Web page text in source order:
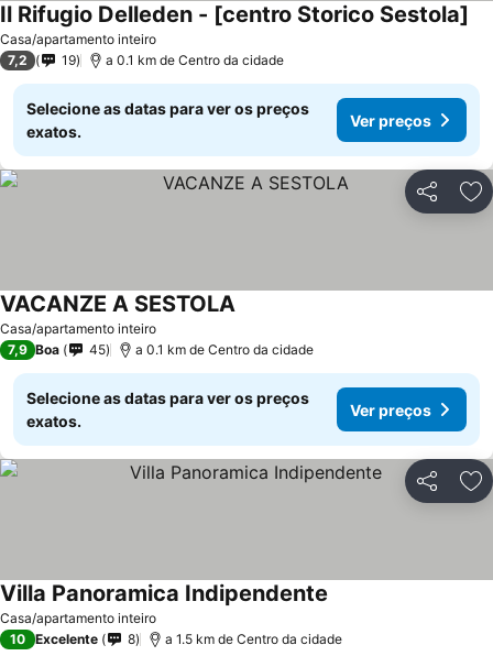
Casa/apartamento inteiro
Il Rifugio Delleden - [centro Storico Sestola]
7,2 19 a 0.1 km de Centro da cidade
Selecione as datas para ver os preços
exatos.
Ver preços
Partilhar
Casa/apartamento inteiro
VACANZE A SESTOLA
7,9 Boa 45 a 0.1 km de Centro da cidade
Selecione as datas para ver os preços
exatos.
Ver preços
Partilhar
Casa/apartamento inteiro
Villa Panoramica Indipendente
10 Excelente 8 a 1.5 km de Centro da cidade